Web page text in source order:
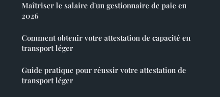
Maîtriser le salaire d'un gestionnaire de paie en
2026
Comment obtenir votre attestation de capacité en
transport léger
Guide pratique pour réussir votre attestation de
transport léger